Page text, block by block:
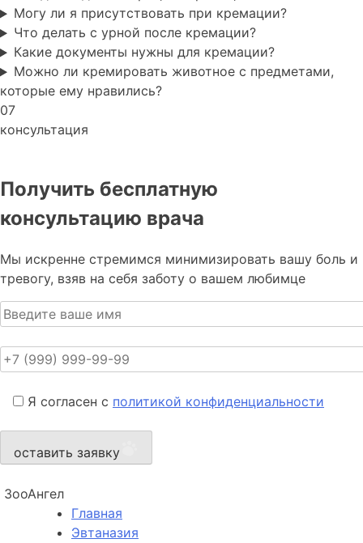
Могу ли я присутствовать при кремации?
Что делать с урной после кремации?
Какие документы нужны для кремации?
Можно ли кремировать животное с предметами,
которые ему нравились?
07
консультация
Получить бесплатную
консультацию врача
Мы искренне стремимся минимизировать вашу боль и
тревогу, взяв на себя заботу о вашем любимце
Я согласен с политикой конфиденциальности
оставить заявку
ЗооАнгел
Главная
Эвтаназия